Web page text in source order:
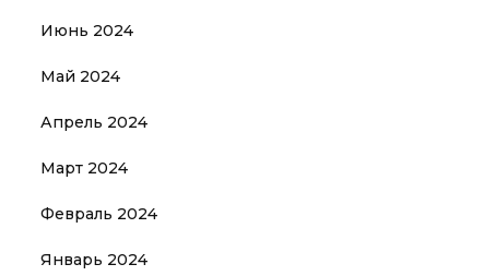
Июнь 2024
Май 2024
Апрель 2024
Март 2024
Февраль 2024
Январь 2024